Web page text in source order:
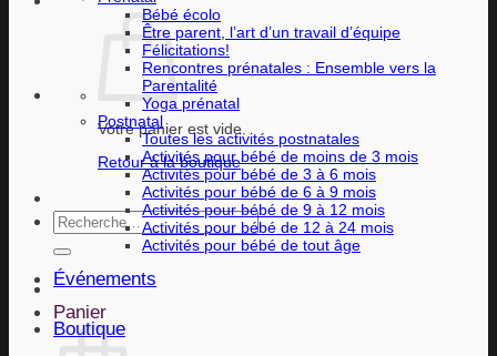
Votre panier est vide.
Retour à la boutique
Recherche
pour :
Panier
Bébé écolo
Être parent, l’art d’un travail d’équipe
Félicitations!
Rencontres prénatales : Ensemble vers la
Parentalité
Yoga prénatal
Postnatal
Toutes les activités postnatales
Activités pour bébé de moins de 3 mois
Activités pour bébé de 3 à 6 mois
Activités pour bébé de 6 à 9 mois
Activités pour bébé de 9 à 12 mois
Activités pour bébé de 12 à 24 mois
Activités pour bébé de tout âge
Événements
Boutique